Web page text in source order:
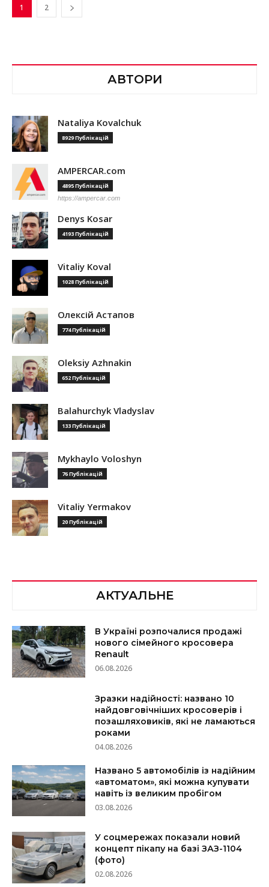
1 2
АВТОРИ
Nataliya Kovalchuk
8929 Публікацій
AMPERCAR.com
4895 Публікацій
https://ampercar.com
Denys Kosar
4193 Публікацій
Vitaliy Koval
1028 Публікацій
Олексій Астапов
774 Публікацій
Oleksiy Azhnakin
652 Публікацій
Balahurchyk Vladyslav
133 Публікацій
Mykhaylo Voloshyn
76 Публікацій
Vitaliy Yermakov
20 Публікацій
АКТУАЛЬНЕ
В Україні розпочалися продажі
нового сімейного кросовера
Renault
06.08.2026
Зразки надійності: названо 10
найдовговічніших кросоверів і
позашляховиків, які не ламаються
роками
04.08.2026
Названо 5 автомобілів із надійним
«автоматом», які можна купувати
навіть із великим пробігом
03.08.2026
У соцмережах показали новий
концепт пікапу на базі ЗАЗ-1104
(фото)
02.08.2026